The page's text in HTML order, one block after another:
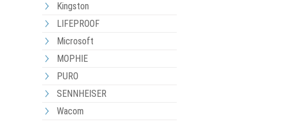
Kingston
LIFEPROOF
Microsoft
MOPHIE
PURO
SENNHEISER
Wacom